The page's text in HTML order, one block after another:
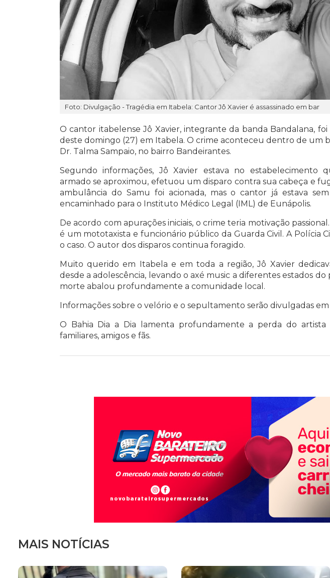
Foto: Divulgação - Tragédia em Itabela: Cantor Jô Xavier é assassinado em bar
O cantor itabelense Jô Xavier, integrante da banda Bandalana, foi
deste domingo (27) em Itabela. O crime aconteceu dentro de um
Dr. Talma Sampaio, no bairro Bandeirantes.
Segundo informações, Jô Xavier estava no estabelecimento
armado se aproximou, efetuou um disparo contra sua cabeça e
ambulância do Samu foi acionada, mas o cantor já estava
encaminhado para o Instituto Médico Legal (IML) de Eunápolis.
De acordo com apurações iniciais, o crime teria motivação
é um mototaxista e funcionário público da Guarda Civil. A Polícia
o caso. O autor dos disparos continua foragido.
Muito querido em Itabela e em toda a região, Jô Xavier
desde a adolescência, levando o axé music a diferentes estados do
morte abalou profundamente a comunidade local.
Informações sobre o velório e o sepultamento serão divulgadas
O Bahia Dia a Dia lamenta profundamente a perda do artista
familiares, amigos e fãs.
MAIS NOTÍCIAS